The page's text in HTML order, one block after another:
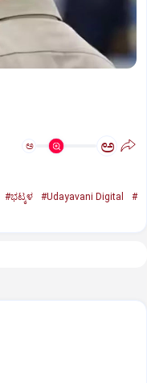
ಅ ಅ
#ಭಟ್ಕಳ #Udayavani Digital
#